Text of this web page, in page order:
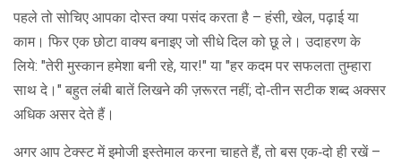
पहले तो सोचिए आपका दोस्त क्या पसंद करता है – हंसी, खेल, पढ़ाई या
काम। फिर एक छोटा वाक्य बनाइए जो सीधे दिल को छू ले। उदाहरण के
लिये: "तेरी मुस्कान हमेशा बनी रहे, यार!" या "हर कदम पर सफलता तुम्हारा
साथ दे।" बहुत लंबी बातें लिखने की ज़रूरत नहीं; दो‑तीन सटीक शब्द अक्सर
अधिक असर देते हैं।
अगर आप टेक्स्ट में इमोजी इस्तेमाल करना चाहते हैं, तो बस एक‑दो ही रखें –